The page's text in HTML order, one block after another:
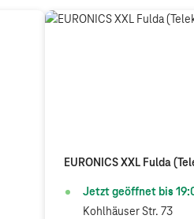
EURONICS XXL Fulda
Jetzt geöffnet bis
Kohlhäuser Str. 73